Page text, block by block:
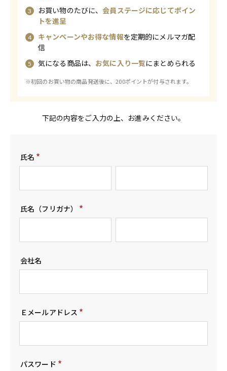
お買い物のたびに、 会員ステージに応じてポイン
トを進呈
キャンペーンやお得な情報を定期的にメルマガ配
信
気になる商品は、 お気に入り一覧にまとめられる
※初回のお買い物の商品発送後に、200ポイントが付与されます。
下記の内容をご入力の上、お進みください。
氏名
(
須
氏名（フリガナ）
(
須
会社名
Ｅメールアドレス
(
須
パスワード